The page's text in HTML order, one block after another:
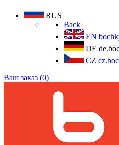
RUS
Back
EN
DE
CZ
Ваш заказ (0)